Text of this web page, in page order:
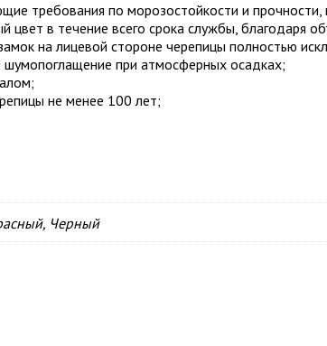
требования по морозостойкости и
цвет в течение всего срока службы,
на лицевой стороне черепицы полностью
при атмосферных осадках;
не менее 100 лет;
Черный